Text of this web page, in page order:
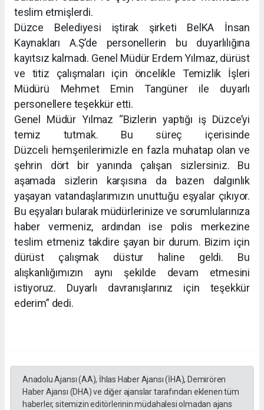
teslim etmişlerdi.
Düzce Belediyesi iştirak şirketi BelKA İnsan
Kaynakları A.Ş’de personellerin bu duyarlılığına
kayıtsız kalmadı. Genel Müdür Erdem Yılmaz, dürüst
ve titiz çalışmaları için öncelikle Temizlik İşleri
Müdürü Mehmet Emin Tangüner ile duyarlı
personellere teşekkür etti.
Genel Müdür Yılmaz “Bizlerin yaptığı iş Düzce’yi
temiz tutmak. Bu süreç içerisinde
Düzceli hemşerilerimizle en fazla muhatap olan ve
şehrin dört bir yanında çalışan sizlersiniz. Bu
aşamada sizlerin karşısına da bazen dalgınlık
yaşayan vatandaşlarımızın unuttuğu eşyalar çıkıyor.
Bu eşyaları bularak müdürlerinize ve sorumlularınıza
haber vermeniz, ardından ise polis merkezine
teslim etmeniz takdire şayan bir durum. Bizim için
dürüst çalışmak düstur haline geldi. Bu
alışkanlığımızın aynı şekilde devam etmesini
istiyoruz. Duyarlı davranışlarınız için teşekkür
ederim” dedi.
Anadolu Ajansı (AA), İhlas Haber Ajansı (İHA), Demirören
Haber Ajansı (DHA) ve diğer ajanslar tarafından eklenen tüm
haberler, sitemizin editörlerinin müdahalesi olmadan ajans